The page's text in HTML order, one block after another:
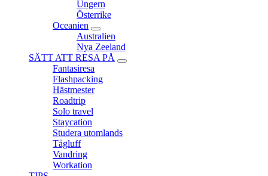
Ungern
Österrike
Oceanien
expand
child
menu
Australien
Nya Zeeland
SÄTT ATT RESA PÅ
expand
Fantasiresa
Flashpacking
Hästmester
Roadtrip
Solo travel
Staycation
Studera utomlands
Tågluff
Vandring
Workation